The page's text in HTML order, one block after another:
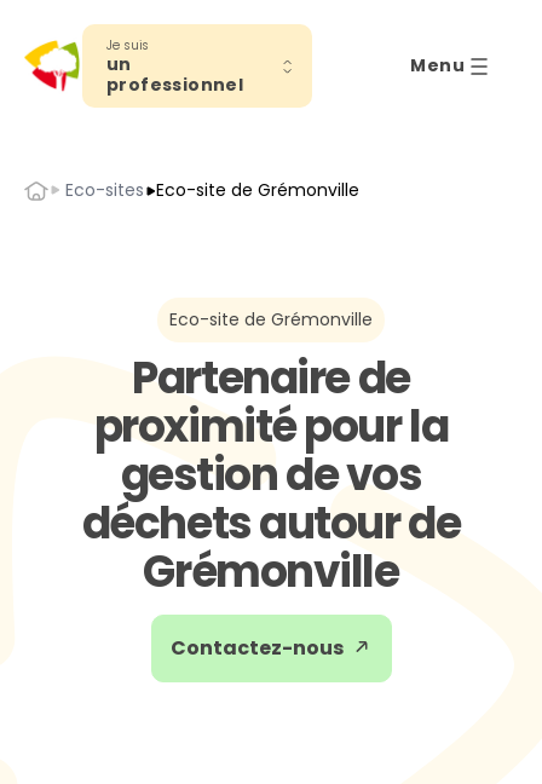
Je suis
un
professionnel
Menu
AccueilEco-sites Eco-site de Grémonville
Eco-site de Grémonville
Partenaire de
proximité pour la
gestion de vos
déchets autour de
Grémonville
Contactez-nous